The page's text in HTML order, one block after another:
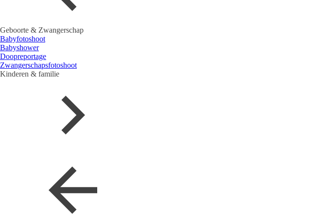
Geboorte & Zwangerschap
Babyfotoshoot
Babyshower
Doopreportage
Zwangerschapsfotoshoot
Kinderen & familie